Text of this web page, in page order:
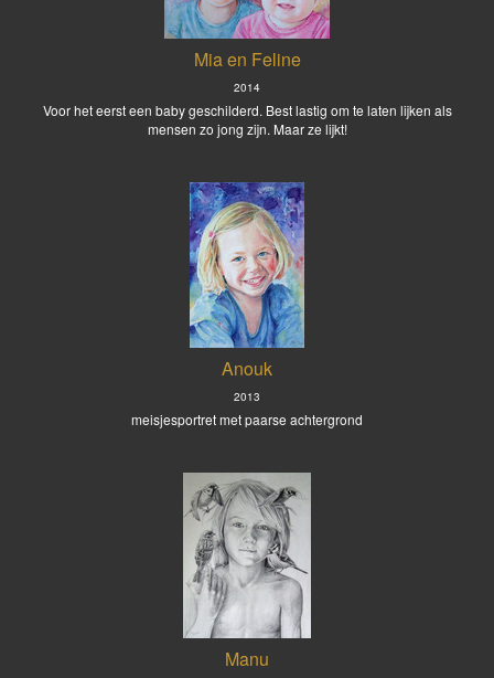
Mia en Feline
2014
Voor het eerst een baby geschilderd. Best lastig om te laten lijken als
mensen zo jong zijn. Maar ze lijkt!
Anouk
2013
meisjesportret met paarse achtergrond
Manu